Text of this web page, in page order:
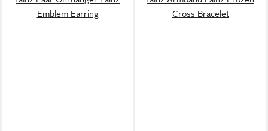
Emblem Earring
Cross Bracelet